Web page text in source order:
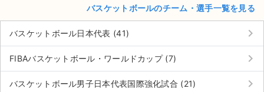
バスケットボールのチーム・選手一覧を見る
バスケットボール日本代表 (41) keyboard_arrow_right
FIBAバスケットボール・ワールドカップ (7) keyboard_arrow_right
バスケットボール男子日本代表国際強化試合 (21) keyboard_arrow_right